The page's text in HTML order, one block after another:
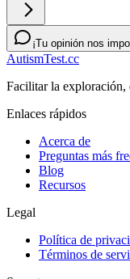
¡Tu opinión nos
AutismTest.cc
Facilitar la exploración,
Enlaces rápidos
Acerca de
Preguntas más
Blog
Recursos
Legal
Política de
Términos de